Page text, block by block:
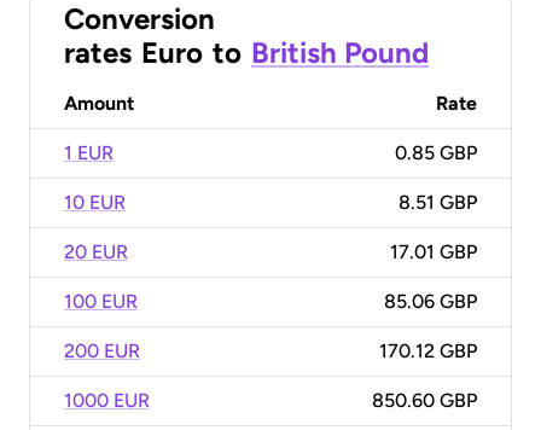
Conversion
rates Euro to British Pound
Amount Rate
1 EUR 0.85 GBP
10 EUR 8.51 GBP
20 EUR 17.01 GBP
100 EUR 85.06 GBP
200 EUR 170.12 GBP
1000 EUR 850.60 GBP